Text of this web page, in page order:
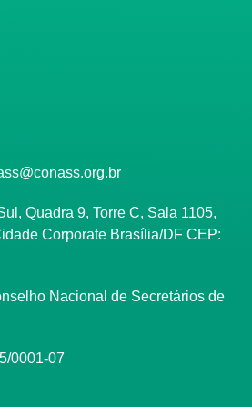
Quadra 9, Torre C, Sala 1105,
Corporate Brasília/DF CEP:
Nacional de Secretários de
0001-07